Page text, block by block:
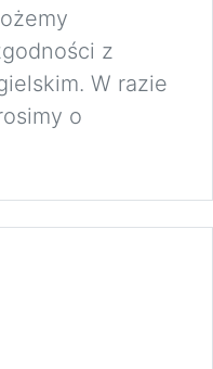
z
W razie
o